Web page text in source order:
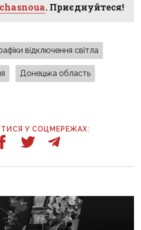
. Приєднуйтеся!
відключення світла
Донецька область
У СОЦМЕРЕЖАХ: